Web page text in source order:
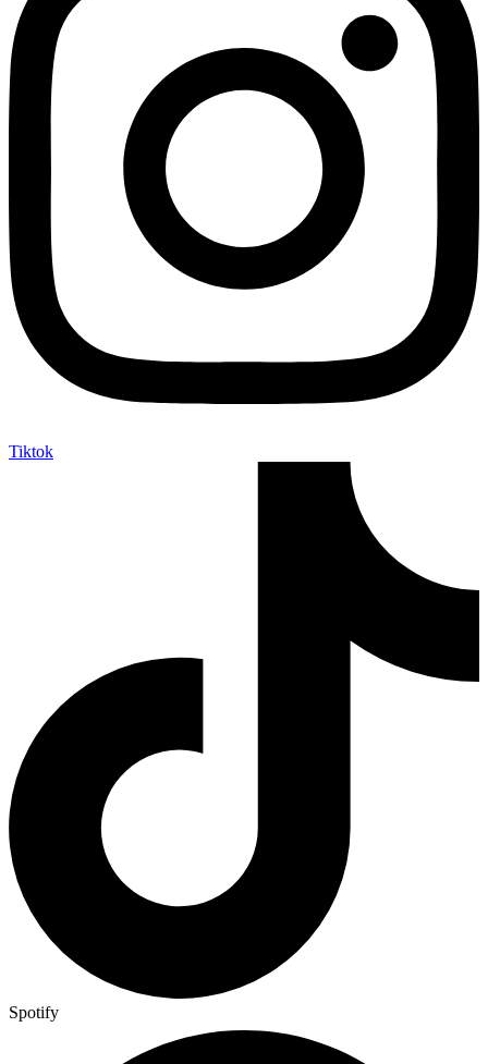
Tiktok
Spotify